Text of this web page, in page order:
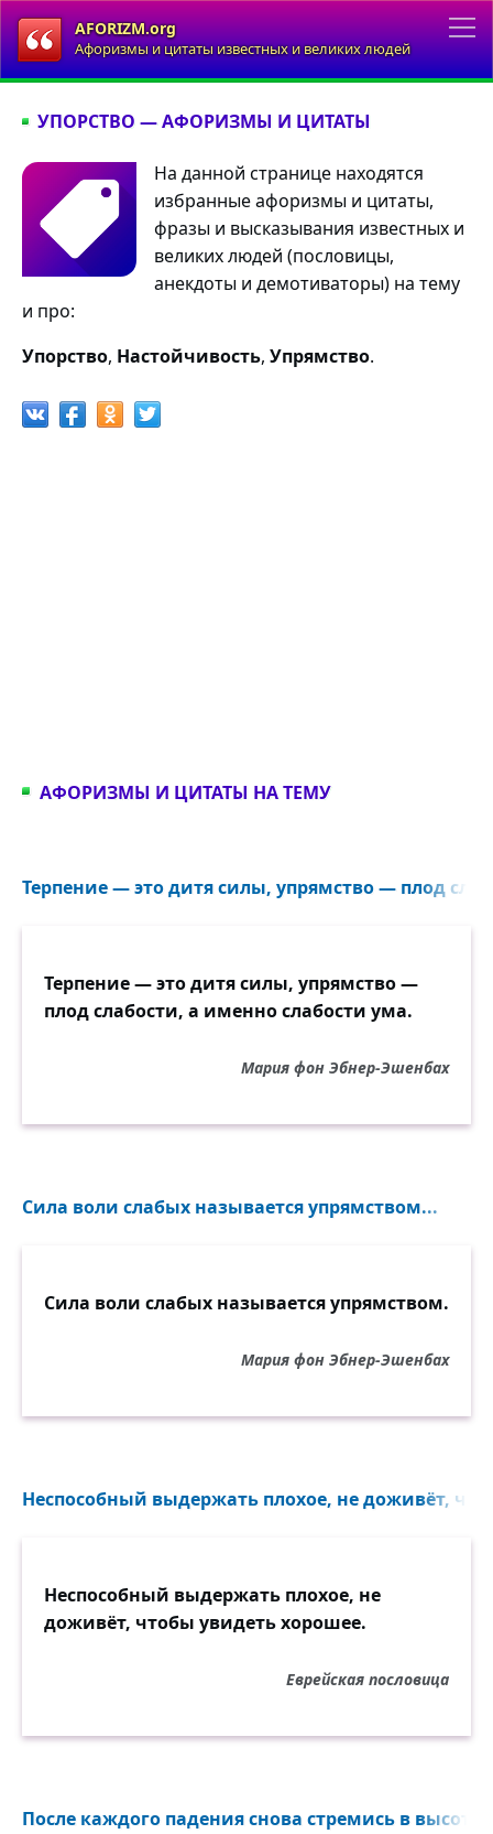
AFORIZM.org
Афоризмы и цитаты известных и великих людей
УПОРСТВО — АФОРИЗМЫ И ЦИТАТЫ
На данной странице находятся
избранные афоризмы и цитаты,
фразы и высказывания известных и
великих людей (пословицы,
анекдоты и демотиваторы) на тему
и про:
Упорство, Настойчивость, Упрямство.
АФОРИЗМЫ И ЦИТАТЫ НА ТЕМУ
Терпение — это дитя силы, упрямство — плод
Терпение — это дитя силы, упрямство —
плод слабости, а именно слабости ума.
Мария фон Эбнер-Эшенбах
Сила воли слабых называется упрямством...
Сила воли слабых называется упрямством.
Мария фон Эбнер-Эшенбах
Неспособный выдержать плохое, не доживёт,
Неспособный выдержать плохое, не
доживёт, чтобы увидеть хорошее.
Еврейская пословица
После каждого падения снова стремись в